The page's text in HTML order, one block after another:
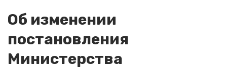
Об изменении
постановления
Министерства